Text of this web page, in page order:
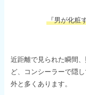
『男が化粧
近距離で見られた瞬間
ど、コンシーラーで隠
外と多くあります。